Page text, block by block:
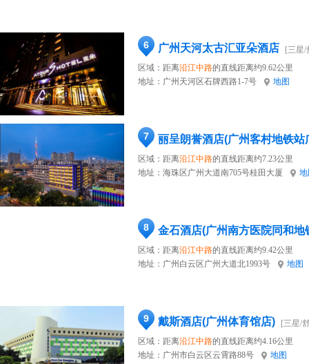
6 广州天河太古汇亚朵酒店
[三星/
区域：距离沿江中路的直线距离约9.62公里
地址： 广州天河区石牌西路1-7号 地图
7 丽呈朗誉酒店(广州客村地铁站
区域：距离沿江中路的直线距离约7.23公里
地址： 海珠区广州大道南705号桂田大厦
8 金石酒店(广州南方医院同和地
区域：距离沿江中路的直线距离约9.42公里
地址： 广州白云区广州大道北1993号 地图
9 戴斯酒店(广州体育馆店)
[三星/
区域：距离沿江中路的直线距离约4.16公里
地址： 广州市白云区云霄路88号 地图